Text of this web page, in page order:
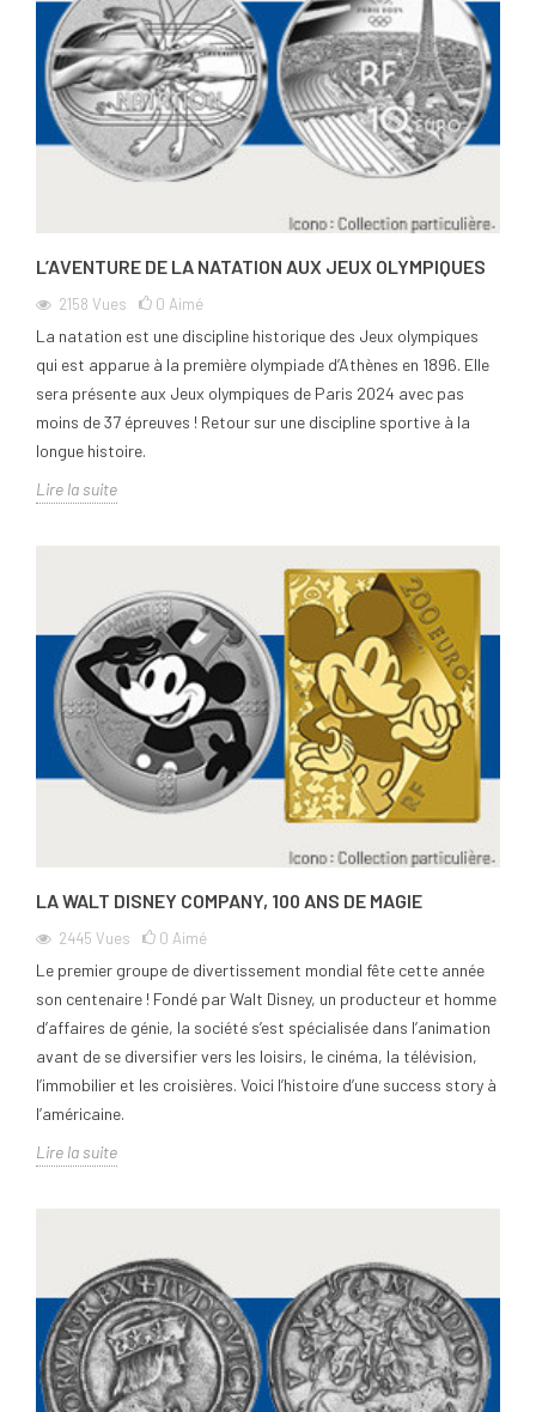
L’AVENTURE DE LA NATATION AUX JEUX OLYMPIQUES
2158 Vues 0 Aimé
La natation est une discipline historique des Jeux olympiques
qui est apparue à la première olympiade d’Athènes en 1896. Elle
sera présente aux Jeux olympiques de Paris 2024 avec pas
moins de 37 épreuves ! Retour sur une discipline sportive à la
longue histoire.
Lire la suite
LA WALT DISNEY COMPANY, 100 ANS DE MAGIE
2445 Vues 0 Aimé
Le premier groupe de divertissement mondial fête cette année
son centenaire ! Fondé par Walt Disney, un producteur et homme
d’affaires de génie, la société s’est spécialisée dans l’animation
avant de se diversifier vers les loisirs, le cinéma, la télévision,
l’immobilier et les croisières. Voici l’histoire d’une success story à
l’américaine.
Lire la suite